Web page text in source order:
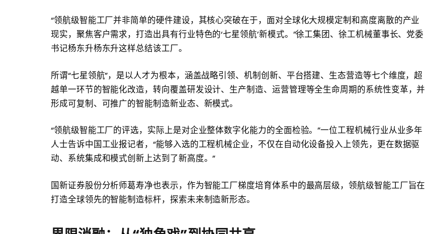
“领航级智能工厂并非简单的硬件建设，其核心突破在于，面对全球化大规模定制和高度离散的产业
现实，聚焦客户需求，打造出具有行业特色的‘七星领航’新模式。”徐工集团、徐工机械董事长、党委
书记杨东升杨东升这样总结该工厂。
所谓“七星领航”，是以人才为根本，涵盖战略引领、机制创新、平台搭建、生态营造等七个维度，超
越单一环节的智能化改造，转向覆盖研发设计、生产制造、运营管理等全生命周期的系统性变革，并
形成可复制、可推广的智能制造新业态、新模式。
“领航级智能工厂的评选，实际上是对企业整体数字化能力的全面检验。”一位工程机械行业从业多年
人士告诉中国工业报记者，“能够入选的工程机械企业，不仅在自动化设备投入上领先，更在数据驱
动、系统集成和模式创新上达到了新高度。”
国新证券股份分析师葛寿净也表示，作为智能工厂梯度培育体系中的最高层级，领航级智能工厂旨在
打造全球领先的智能制造标杆，探索未来制造新形态。